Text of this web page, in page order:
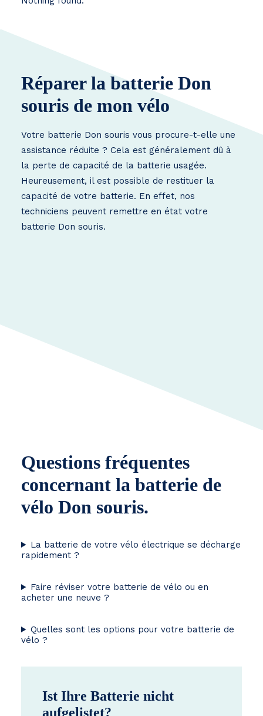
Réparer la batterie Don
souris de mon vélo
Votre batterie Don souris vous procure-t-elle une
assistance réduite ? Cela est généralement dû à
la perte de capacité de la batterie usagée.
Heureusement, il est possible de restituer la
capacité de votre batterie. En effet, nos
techniciens peuvent remettre en état votre
batterie Don souris.
Questions fréquentes
concernant la batterie de
vélo Don souris.
La batterie de votre vélo électrique se décharge
rapidement ?
Faire réviser votre batterie de vélo ou en
acheter une neuve ?
Quelles sont les options pour votre batterie de
vélo ?
Ist Ihre Batterie nicht
aufgelistet?